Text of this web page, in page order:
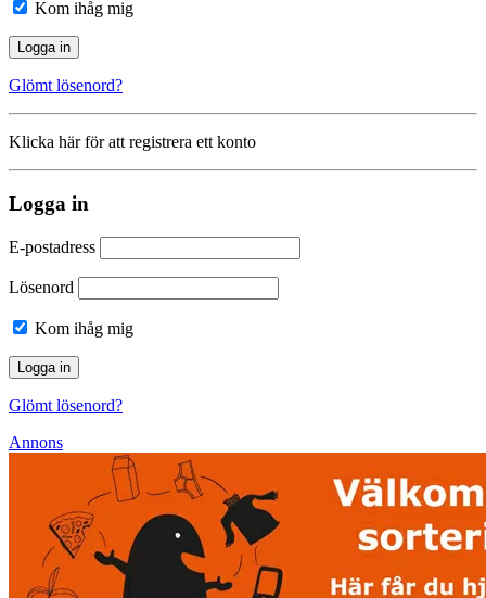
Kom ihåg mig
Glömt lösenord?
Klicka här för att registrera ett konto
Logga in
E-postadress
Lösenord
Kom ihåg mig
Glömt lösenord?
Annons